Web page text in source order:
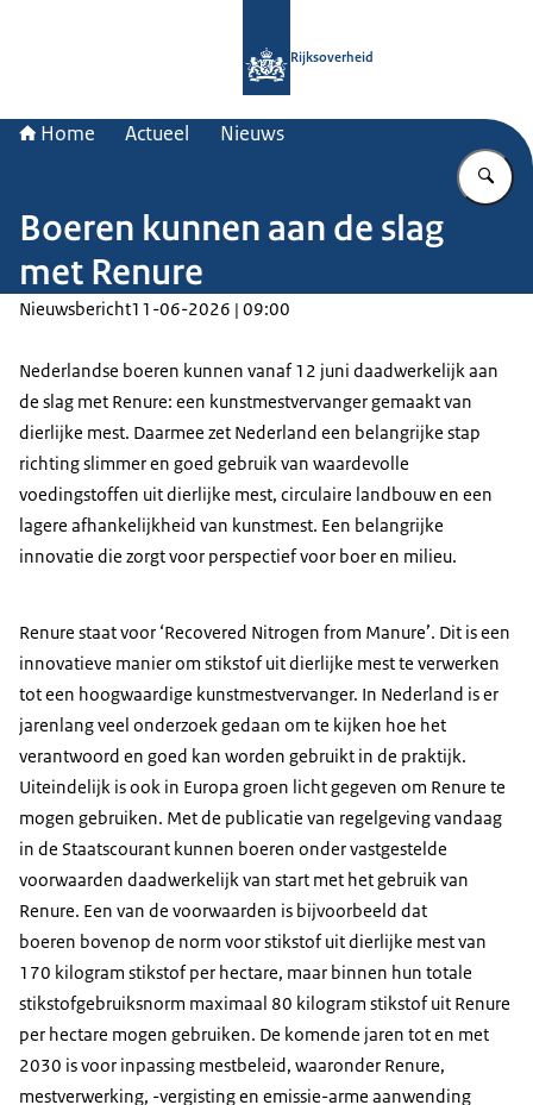
Rijksoverheid
Home Actueel Nieuws
Boeren kunnen aan de slag
met Renure
Nieuwsbericht11-06-2026 | 09:00
Nederlandse boeren kunnen vanaf 12 juni daadwerkelijk aan
de slag met Renure: een kunstmestvervanger gemaakt van
dierlijke mest. Daarmee zet Nederland een belangrijke stap
richting slimmer en goed gebruik van waardevolle
voedingstoffen uit dierlijke mest, circulaire landbouw en een
lagere afhankelijkheid van kunstmest. Een belangrijke
innovatie die zorgt voor perspectief voor boer en milieu.
Renure staat voor ‘Recovered Nitrogen from Manure’. Dit is een
innovatieve manier om stikstof uit dierlijke mest te verwerken
tot een hoogwaardige kunstmestvervanger. In Nederland is er
jarenlang veel onderzoek gedaan om te kijken hoe het
verantwoord en goed kan worden gebruikt in de praktijk.
Uiteindelijk is ook in Europa groen licht gegeven om Renure te
mogen gebruiken. Met de publicatie van regelgeving vandaag
in de Staatscourant kunnen boeren onder vastgestelde
voorwaarden daadwerkelijk van start met het gebruik van
Renure. Een van de voorwaarden is bijvoorbeeld dat
boeren bovenop de norm voor stikstof uit dierlijke mest van
170 kilogram stikstof per hectare, maar binnen hun totale
stikstofgebruiksnorm maximaal 80 kilogram stikstof uit Renure
per hectare mogen gebruiken. De komende jaren tot en met
2030 is voor inpassing mestbeleid, waaronder Renure,
mestverwerking, -vergisting en emissie-arme aanwending